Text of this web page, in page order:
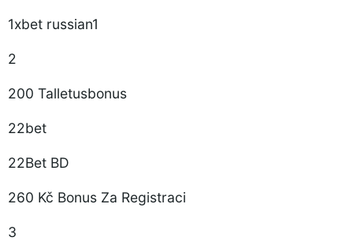
1xbet russian1
2
200 Talletusbonus
22bet
22Bet BD
260 Kč Bonus Za Registraci
3